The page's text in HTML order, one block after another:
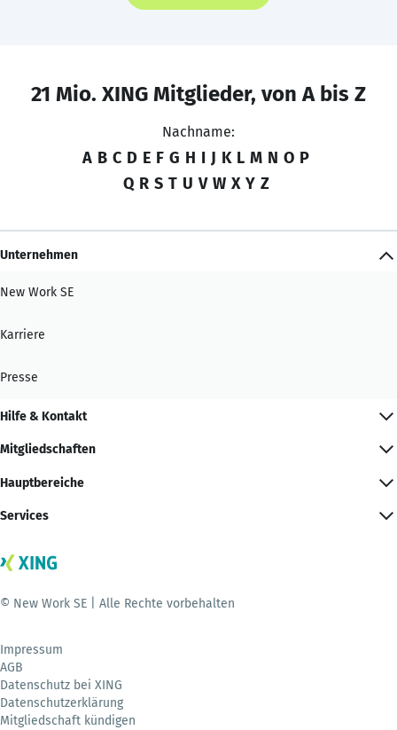
21 Mio. XING Mitglieder, von A bis Z
Nachname:
A B C D E F G H I J K L M N O P
Q R S T U V W X Y Z
Unternehmen
New Work SE
Karriere
Presse
Hilfe & Kontakt
Mitgliedschaften
Hauptbereiche
Services
© New Work SE | Alle Rechte vorbehalten
Impressum
AGB
Datenschutz bei XING
Datenschutzerklärung
Mitgliedschaft kündigen